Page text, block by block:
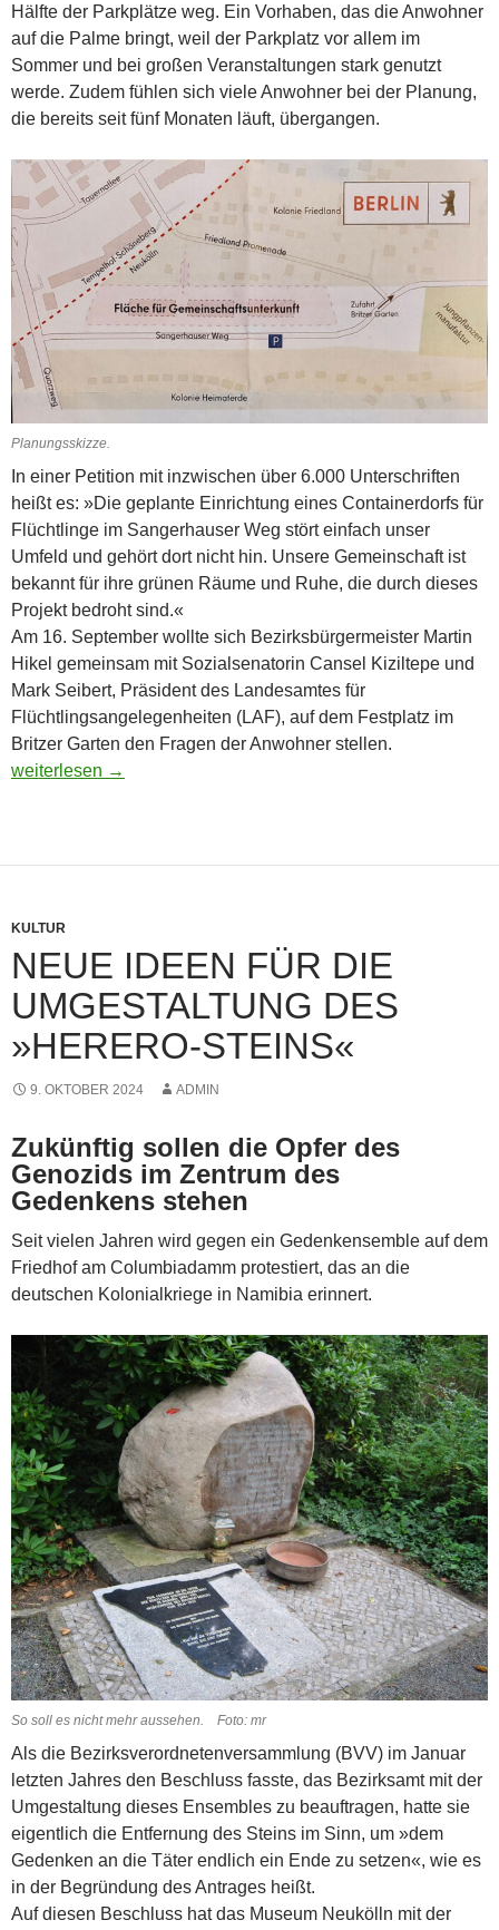
Hälfte der Parkplätze weg. Ein Vorhaben, das die Anwohner
auf die Palme bringt, weil der Parkplatz vor allem im
Sommer und bei großen Veranstaltungen stark genutzt
werde. Zudem fühlen sich viele Anwohner bei der Planung,
die bereits seit fünf Monaten läuft, übergangen.
Planungsskizze.
In einer Petition mit inzwischen über 6.000 Unterschriften
heißt es: »Die geplante Einrichtung eines Containerdorfs für
Flüchtlinge im Sangerhauser Weg stört einfach unser
Umfeld und gehört dort nicht hin. Unsere Gemeinschaft ist
bekannt für ihre grünen Räume und Ruhe, die durch dieses
Projekt bedroht sind.«
Am 16. September wollte sich Bezirksbürgermeister Martin
Hikel gemeinsam mit Sozialsenatorin Cansel Kiziltepe und
Mark Seibert, Präsident des Landesamtes für
Flüchtlingsangelegenheiten (LAF), auf dem Festplatz im
Britzer Garten den Fragen der Anwohner stellen.
Chaos bei Anwohnerversammlung
weiterlesen →
KULTUR
NEUE IDEEN FÜR DIE
UMGESTALTUNG DES
»HERERO-STEINS«
9. OKTOBER 2024 ADMIN
Zukünftig sollen die Opfer des
Genozids im Zentrum des
Gedenkens stehen
Seit vielen Jahren wird gegen ein Gedenkensemble auf dem
Friedhof am Columbiadamm protestiert, das an die
deutschen Kolonialkriege in Namibia erinnert.
So soll es nicht mehr aussehen. Foto: mr
Als die Bezirksverordnetenversammlung (BVV) im Januar
letzten Jahres den Beschluss fasste, das Bezirksamt mit der
Umgestaltung dieses Ensembles zu beauftragen, hatte sie
eigentlich die Entfernung des Steins im Sinn, um »dem
Gedenken an die Täter endlich ein Ende zu setzen«, wie es
in der Begründung des Antrages heißt.
Auf diesen Beschluss hat das Museum Neukölln mit der